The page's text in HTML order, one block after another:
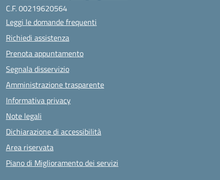
C.F. 00219620564
Leggi le domande frequenti
Richiedi assistenza
Prenota appuntamento
Segnala disservizio
Amministrazione trasparente
Informativa privacy
Note legali
Dichiarazione di accessibilità
Area riservata
Piano di Miglioramento dei servizi